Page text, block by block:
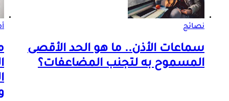
نصائح
سماعات الأذن.. ما هو الحد الأقصى
المسموح به لتجنب المضاعفات؟